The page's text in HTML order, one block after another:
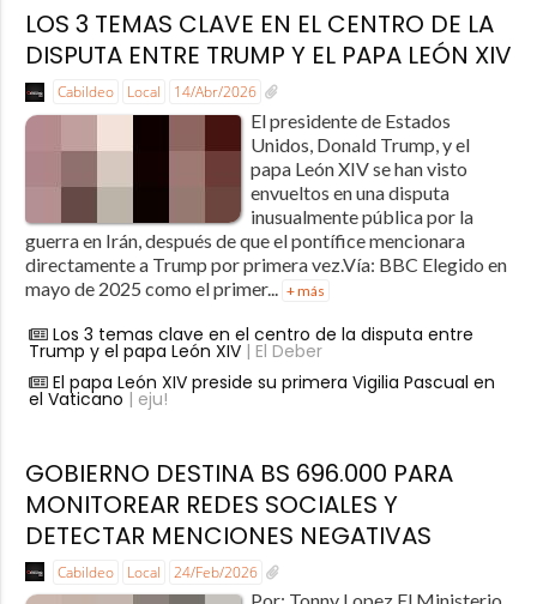
LOS 3 TEMAS CLAVE EN EL CENTRO DE LA
DISPUTA ENTRE TRUMP Y EL PAPA LEÓN XIV
Cabildeo Local 14/Abr/2026
El presidente de Estados
Unidos, Donald Trump, y el
papa León XIV se han visto
envueltos en una disputa
inusualmente pública por la
guerra en Irán, después de que el pontífice mencionara
directamente a Trump por primera vez.Vía: BBC Elegido en
mayo de 2025 como el primer...
+ más
Los 3 temas clave en el centro de la disputa entre
Trump y el papa León XIV| El Deber
El papa León XIV preside su primera Vigilia Pascual en
el Vaticano | eju!
GOBIERNO DESTINA BS 696.000 PARA
MONITOREAR REDES SOCIALES Y
DETECTAR MENCIONES NEGATIVAS
Cabildeo Local 24/Feb/2026